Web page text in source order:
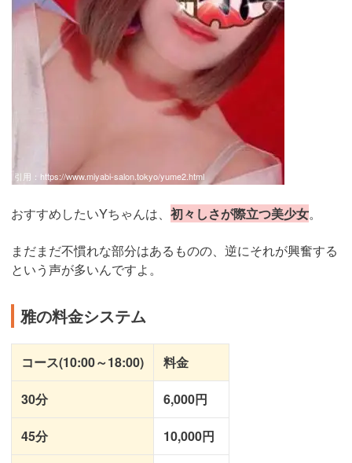
引用： https://www.miyabi-salon.tokyo/yume2.html
おすすめしたいYちゃんは、 初々しさが際立つ美少女。
まだまだ不慣れな部分はあるものの、逆にそれが興奮する
という声が多いんですよ。
雅の料金システム
コース(10:00～18:00) 料金
30分 6,000円
45分 10,000円